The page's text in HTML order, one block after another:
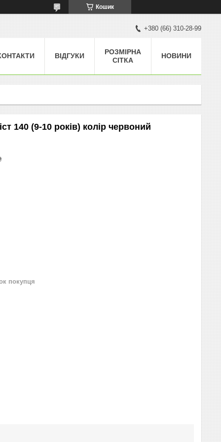
Кошик
+380 (66) 310-28-99
ВІДГУКИ
РОЗМІРНА
СІТКА
НОВИНИ
140 (9-10 років) колір червоний
покупця